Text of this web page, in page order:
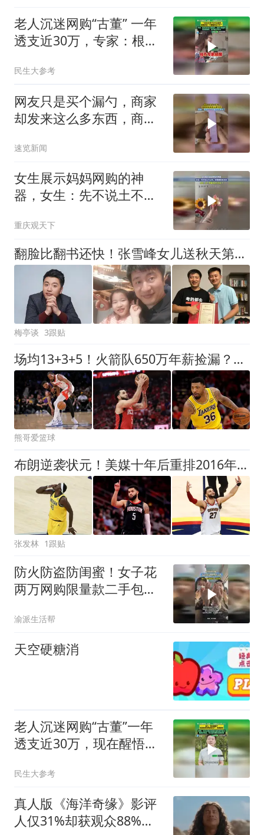
老人沉迷网购“古董” 一年
透支近30万，专家：根本
民生大参考
网友只是买个漏勺，商家
却发来这么多东西，商
多了
速览新闻
女生展示妈妈网购的神
器，女生：先不说土不土
重庆观天下
翻脸比翻书还快！张雪峰女儿送秋天第一杯奶茶，没想到转头就被骂
梅亭谈 3跟贴
场均13+3+5！火箭队650万年薪捡漏？范乔丹获搭档，可组后场双闸
熊哥爱篮球
布朗逆袭状元！美媒十年后重排2016年选秀：本西蒙斯一路跌到第7
张发林 1跟贴
防火防盗防闺蜜！女子花
两万网购限量款二手包买
丢的
渝派生活帮
天空硬糖消
老人沉迷网购“古董”一年
透支近30万，现在醒悟
了，拒绝退货
民生大参考
真人版《海洋奇缘》影评
人仅31%却获观众88%力